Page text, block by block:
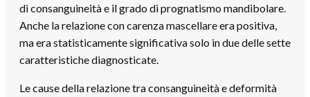
di consanguineità e il grado di prognatismo mandibolare.
Anche la relazione con carenza mascellare era positiva,
ma era statisticamente significativa solo in due delle sette
caratteristiche diagnosticate.
Le cause della relazione tra consanguineità e deformità